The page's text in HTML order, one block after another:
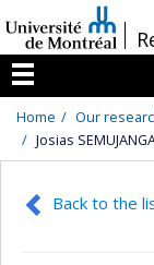
au
contenu
/
Menu
Home Our
Josias
Back to the